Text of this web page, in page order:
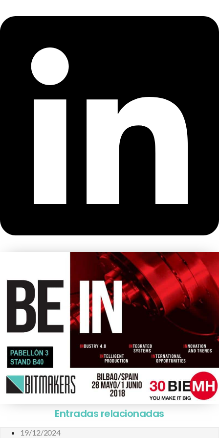
Entradas relacionadas
19/12/2024